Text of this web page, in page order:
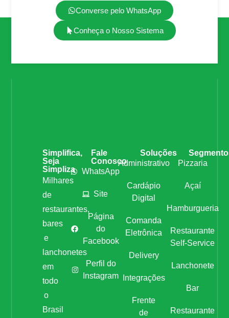
Converse pelo WhatsApp
Conheça o Nosso Sistema
Simplifica,
Seja
Simpliza
Milhares
de
restaurantes,
bares
e
lanchonetes
em
todo
o
Brasil
Fale
Conosco
WhatsApp
Site
Página
do
Facebook
Perfil do
Instagram
Soluções
Administrativo
Cardápio
Digital
Comanda
Eletrônica
Delivery
Integrações
Frente
de
Pizzaria
Açaí
Hamburgueria
Restaurante
Self-Service
Lanchonete
Bar
Restaurante